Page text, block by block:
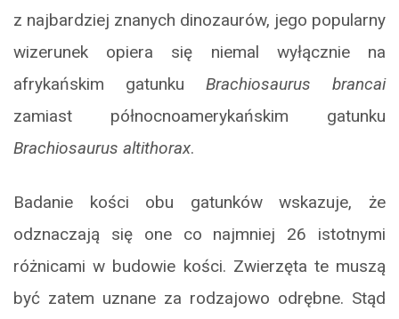
z najbardziej znanych dinozaurów, jego popularny
wizerunek opiera się niemal wyłącznie na
afrykańskim gatunku Brachiosaurus brancai
zamiast północnoamerykańskim gatunku
Brachiosaurus altithorax.
Badanie kości obu gatunków wskazuje, że
odznaczają się one co najmniej 26 istotnymi
różnicami w budowie kości. Zwierzęta te muszą
być zatem uznane za rodzajowo odrębne. Stąd